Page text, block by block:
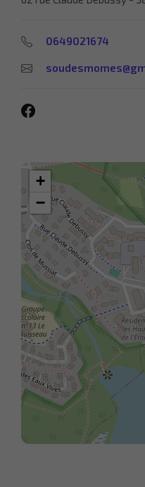
0649021674
Facebook
+
−